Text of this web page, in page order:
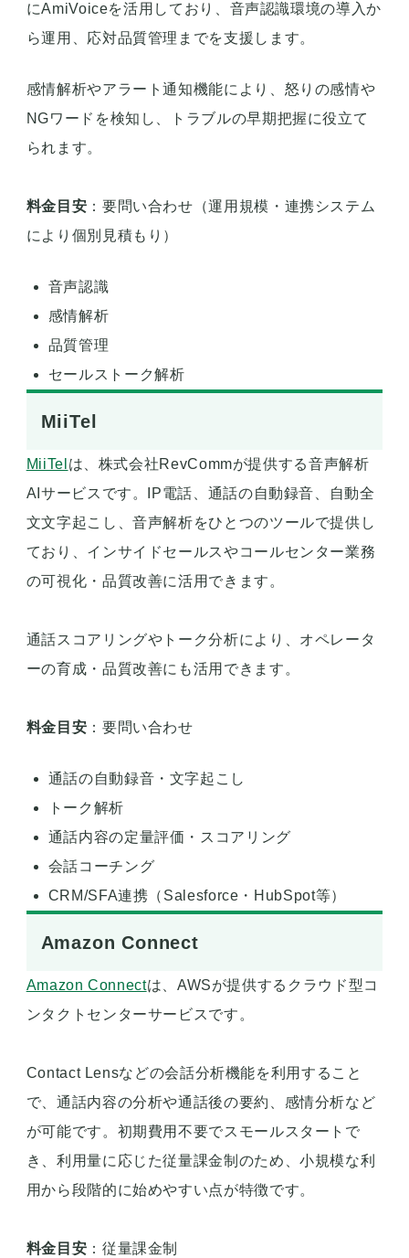
にAmiVoiceを活用しており、音声認識環境の導入か
ら運用、応対品質管理までを支援します。
感情解析やアラート通知機能により、怒りの感情や
NGワードを検知し、トラブルの早期把握に役立て
られます。
料金目安 ：要問い合わせ（運用規模・連携システム
により個別見積もり）
音声認識
感情解析
品質管理
セールストーク解析
MiiTel
MiiTel は、株式会社RevCommが提供する音声解析
AIサービスです。IP電話、通話の自動録音、自動全
文文字起こし、音声解析をひとつのツールで提供し
ており、インサイドセールスやコールセンター業務
の可視化・品質改善に活用できます。
通話スコアリングやトーク分析により、オペレータ
ーの育成・品質改善にも活用できます。
料金目安 ：要問い合わせ
通話の自動録音・文字起こし
トーク解析
通話内容の定量評価・スコアリング
会話コーチング
CRM/SFA連携（Salesforce・HubSpot等）
Amazon Connect
Amazon Connectは、AWSが提供するクラウド型コ
ンタクトセンターサービスです。
Contact Lensなどの会話分析機能を利用すること
で、通話内容の分析や通話後の要約、感情分析など
が可能です。初期費用不要でスモールスタートで
き、利用量に応じた従量課金制のため、小規模な利
用から段階的に始めやすい点が特徴です。
料金目安 ：従量課金制